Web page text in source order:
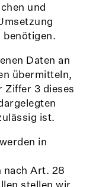
und
benötigen.
Daten an
übermitteln,
Ziffer 3 dieses
ist.
in
Art. 28
stellen wir